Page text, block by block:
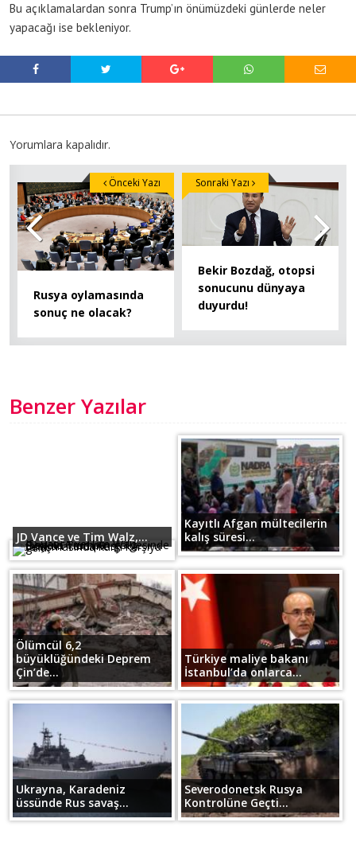
Bu açıklamalardan sonra Trump’ın önümüzdeki günlerde neler
yapacağı ise bekleniyor.
Yorumlara kapalıdır.
Rusya oylamasında
sonuç ne olacak?
Önceki Yazı
Bekir Bozdağ, otopsi
sonucunu dünyaya
duyurdu!
Sonraki Yazı
Benzer Yazılar
JD Vance ve Tim Walz,...
Kayıtlı Afgan mültecilerin
kalış süresi...
Ölümcül 6,2
büyüklüğündeki Deprem
Çin’de...
Türkiye maliye bakanı
İstanbul’da onlarca...
Ukrayna, Karadeniz
üssünde Rus savaş...
Severodonetsk Rusya
Kontrolüne Geçti...